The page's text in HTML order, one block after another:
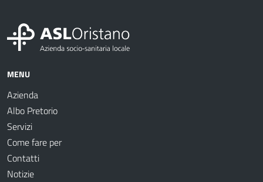
MENU
Azienda
Albo Pretorio
Servizi
Come fare per
Contatti
Notizie